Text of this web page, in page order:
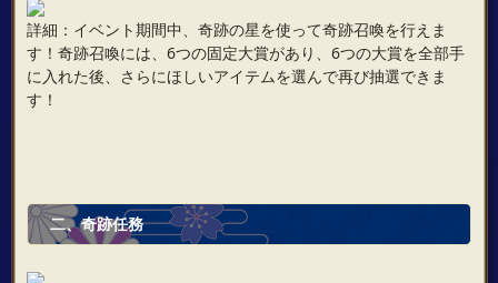
詳細：イベント期間中、奇跡の星を使って奇跡召喚を行えま
す！奇跡召喚には、6つの固定大賞があり、6つの大賞を全部手
に入れた後、さらにほしいアイテムを選んで再び抽選できま
す！
二、奇跡任務